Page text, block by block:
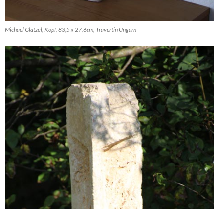
Michael Glatzel, Kopf, 83,5 x 27,6cm, Travertin Ungarn